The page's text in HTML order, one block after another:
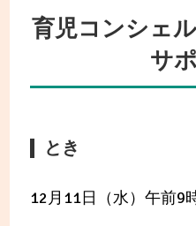
育児コンシェ
サ
とき
12月11日（水）午前9